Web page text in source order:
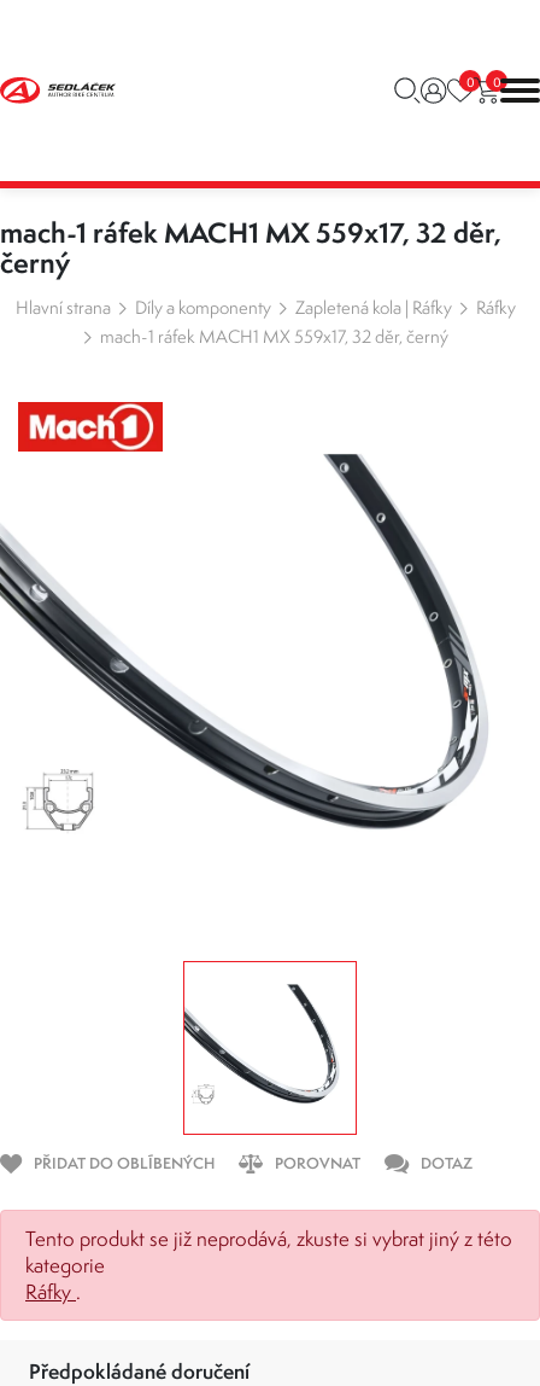
0 0
mach-1 ráfek MACH1 MX 559x17, 32 děr,
černý
Hlavní strana Díly a komponenty Zapletená kola | Ráfky
Ráfky
mach-1 ráfek MACH1 MX 559x17, 32 děr, černý
PŘIDAT DO OBLÍBENÝCH POROVNAT DOTAZ
Tento produkt se již neprodává, zkuste si vybrat jiný z této
kategorie
Ráfky .
Předpokládané doručení